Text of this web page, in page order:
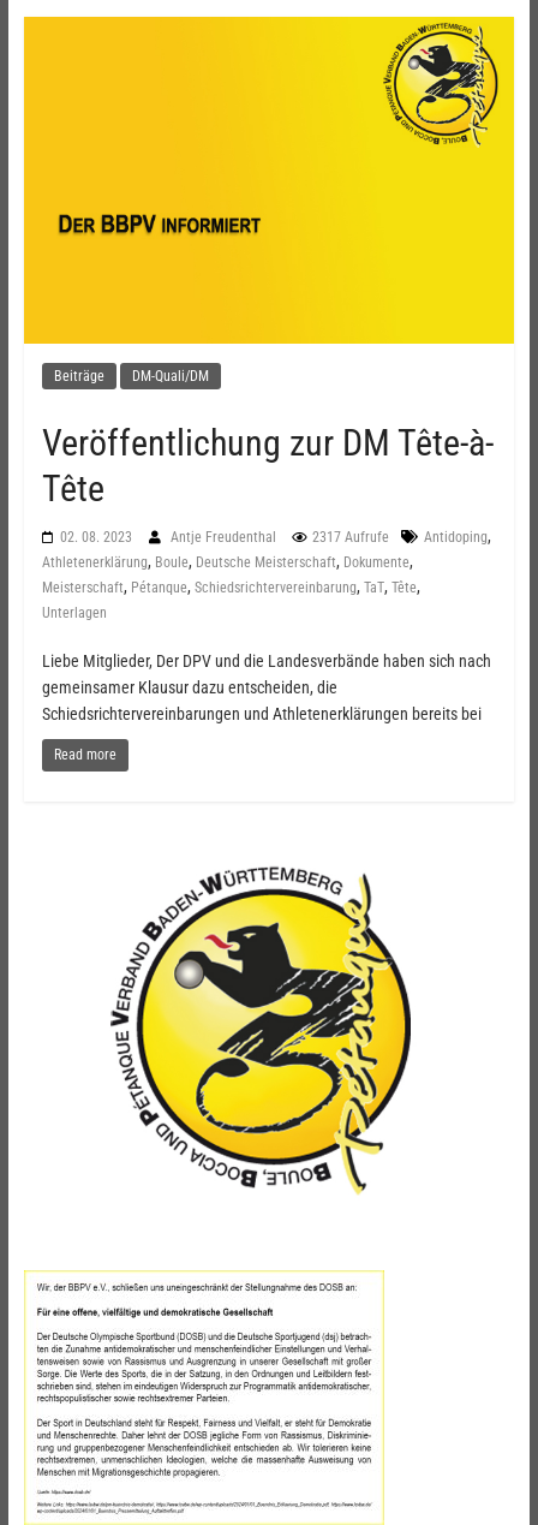
Beiträge DM-Quali/DM
Veröffentlichung zur DM Tête-à-
Tête
02. 08. 2023 Antje Freudenthal 2317 Aufrufe Antidoping,
Athletenerklärung, Boule, Deutsche Meisterschaft, Dokumente,
Meisterschaft, Pétanque, Schiedsrichtervereinbarung, TaT, Tête,
Unterlagen
Liebe Mitglieder, Der DPV und die Landesverbände haben sich nach
gemeinsamer Klausur dazu entscheiden, die
Schiedsrichtervereinbarungen und Athletenerklärungen bereits bei
Read more